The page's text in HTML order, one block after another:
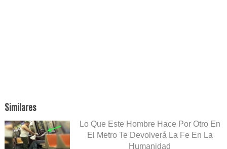
Similares
Lo Que Este Hombre Hace Por Otro En
El Metro Te Devolverá La Fe En La
Humanidad